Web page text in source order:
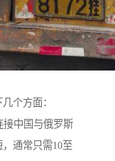
个方面：
接中国与俄罗斯
通常只需10至